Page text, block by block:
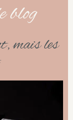
blog
mais les